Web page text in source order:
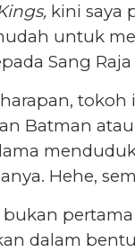
kini saya
untuk
Sang
tokoh
Batman atau
Hehe,
dalam